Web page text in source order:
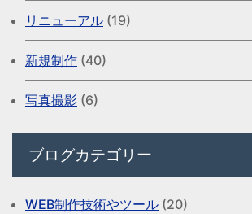
リニューアル (19)
新規制作 (40)
写真撮影 (6)
ブログカテゴリー
WEB制作技術やツール (20)